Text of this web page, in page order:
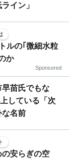
イン」
ルの｢微細水粒
か
Sponsored
苗氏でもな
している「次
な名前
の安らぎの空